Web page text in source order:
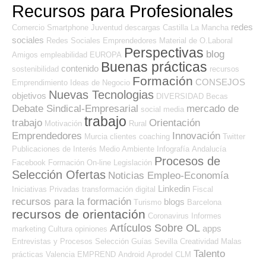
Recursos para Profesionales
Comercio Smartphone Juventud descargas Castilla La Mancha redes
sociales Redes Sociales Emprendedores Material de O.Laboral
Amigos empleabilidad EUROPA Perspectivas blog
sostenibilidad contenido Buenas prácticas recursos
Emprendimiento Ideas de Negocio Formación CONSEJOS
objetivos Nuevas Tecnologias DIVERSIDAD Becas
Debate Sindical-Empresarial social media mercado de
trabajo Motivación trabajo Rural Orientación
Emprendedores Murcia clientes coaching Innovación Twitter
Publicaciones de Interés Medio Ambiente Infografía Andalucía
Facebook Formación On-line Legislación Procesos de
Selección Ofertas Noticias Empleo-Economía
Iniciativas Privadas transformación digital Linkedin Fiscal
recursos para la formación Turismo blogs Barcelona
recursos de orientación Coronavirus Informes
marketing Cultura opiniones Artículos Sobre OL apps
Entrevistas y Procesos Selección Guías Sevilla Creatividad Malas
prácticas Valencia EMPREND Android Aprodel CLM Talento